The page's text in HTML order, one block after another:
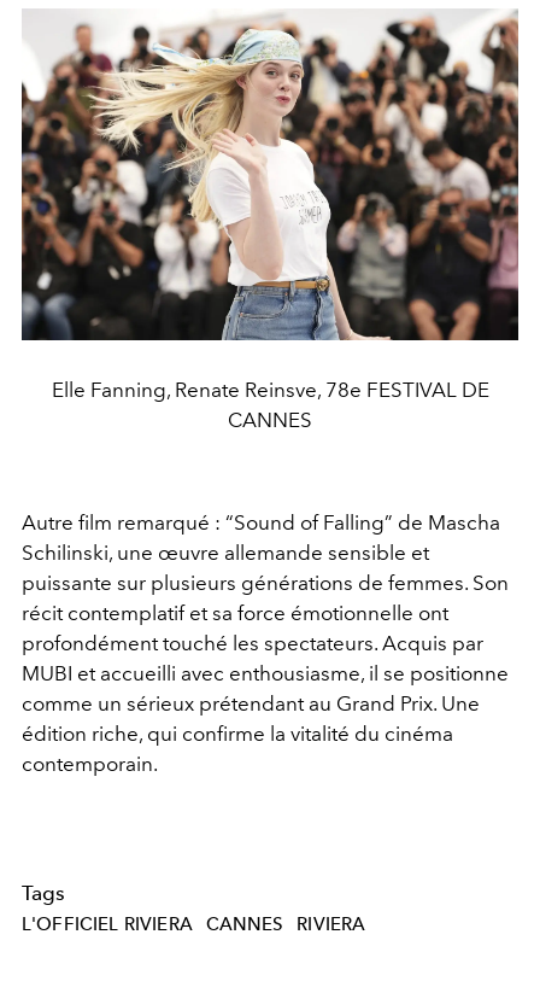
Elle Fanning, Renate Reinsve, 78e FESTIVAL DE
CANNES
Autre film remarqué : “Sound of Falling” de Mascha
Schilinski, une œuvre allemande sensible et
puissante sur plusieurs générations de femmes. Son
récit contemplatif et sa force émotionnelle ont
profondément touché les spectateurs. Acquis par
MUBI et accueilli avec enthousiasme, il se positionne
comme un sérieux prétendant au Grand Prix. Une
édition riche, qui confirme la vitalité du cinéma
contemporain.
Tags
L'OFFICIEL RIVIERA CANNES RIVIERA